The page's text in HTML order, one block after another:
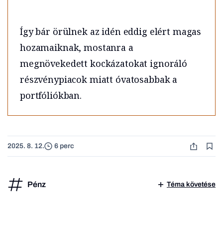
Így bár örülnek az idén eddig elért magas
hozamaiknak, mostanra a
megnövekedett kockázatokat ignoráló
részvénypiacok miatt óvatosabbak a
portfóliókban.
2025. 8. 12. 6 perc
Pénz Téma követése